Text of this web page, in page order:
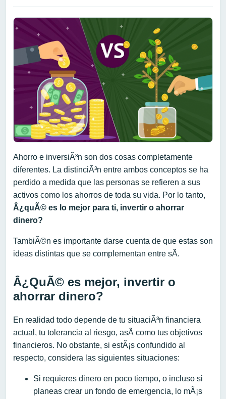
Ahorro e inversiÃ³n son dos cosas completamente
diferentes. La distinciÃ³n entre ambos conceptos se ha
perdido a medida que las personas se refieren a sus
activos como los ahorros de toda su vida. Por lo tanto,
Â¿quÃ© es lo mejor para ti, invertir o ahorrar
dinero?
TambiÃ©n es importante darse cuenta de que estas son
ideas distintas que se complementan entre sÃ­.
Â¿QuÃ© es mejor, invertir o
ahorrar dinero?
En realidad todo depende de tu situaciÃ³n financiera
actual, tu tolerancia al riesgo, asÃ­ como tus objetivos
financieros. No obstante, si estÃ¡s confundido al
respecto, considera las siguientes situaciones:
Si requieres dinero en poco tiempo, o incluso si
planeas crear un fondo de emergencia, lo mÃ¡s